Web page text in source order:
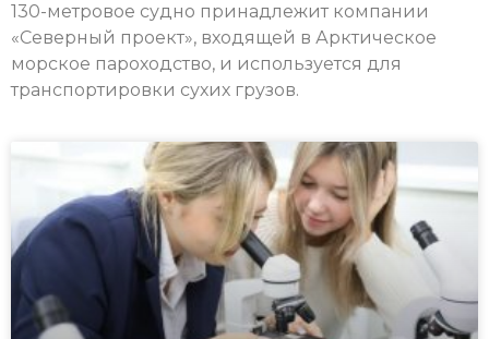
130-метровое судно принадлежит компании
«Северный проект», входящей в Арктическое
морское пароходство, и используется для
транспортировки сухих грузов.